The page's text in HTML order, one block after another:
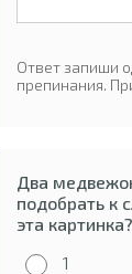
Ответ запиши
препинания.
Два
подобрать к
эта картинка?
1